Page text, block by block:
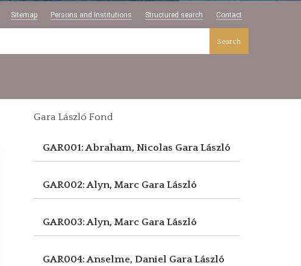
Sitemap Persons and Institutions Structured search Contact
Search
Gara László Fond
GAR001: Abraham, Nicolas Gara László
GAR002: Alyn, Marc Gara László
GAR003: Alyn, Marc Gara László
GAR004: Anselme, Daniel Gara László